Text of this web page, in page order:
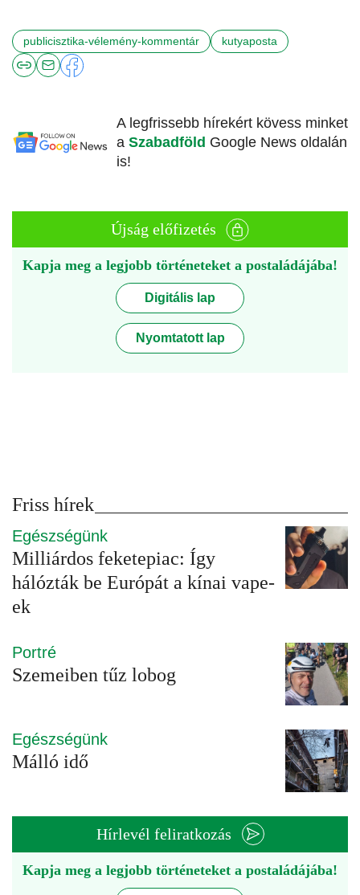
publicisztika-vélemény-kommentár kutyaposta
A legfrissebb hírekért kövess minket
a Szabadföld Google News oldalán
is!
Újság előfizetés
Kapja meg a legjobb történeteket a postaládájába!
Digitális lap
Nyomtatott lap
Friss hírek
Egészségünk
Milliárdos feketepiac: Így
hálózták be Európát a kínai vape-
ek
Portré
Szemeiben tűz lobog
Egészségünk
Málló idő
Hírlevél feliratkozás
Kapja meg a legjobb történeteket a postaládájába!